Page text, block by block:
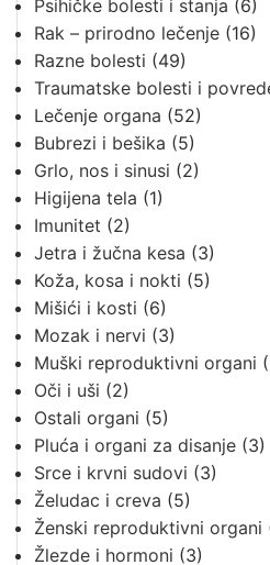
Psihičke bolesti i stanja (6)
Rak – prirodno lečenje (16)
Razne bolesti (49)
Traumatske bolesti i
Lečenje organa (52)
Bubrezi i bešika (5)
Grlo, nos i sinusi (2)
Higijena tela (1)
Imunitet (2)
Jetra i žučna kesa (3)
Koža, kosa i nokti (5)
Mišići i kosti (6)
Mozak i nervi (3)
Muški reproduktivni organi
Oči i uši (2)
Ostali organi (5)
Pluća i organi za disanje (3)
Srce i krvni sudovi (3)
Želudac i creva (5)
Ženski reproduktivni organi
Žlezde i hormoni (3)